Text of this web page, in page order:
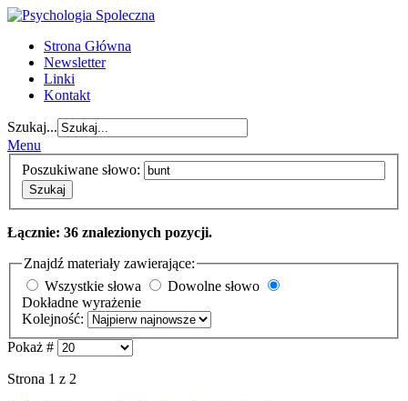
Strona Główna
Newsletter
Linki
Kontakt
Szukaj...
Menu
Poszukiwane słowo:
Szukaj
Łącznie: 36 znalezionych pozycji.
Znajdź materiały zawierające:
Wszystkie słowa
Dowolne słowo
Dokładne wyrażenie
Kolejność:
Pokaż #
Strona 1 z 2